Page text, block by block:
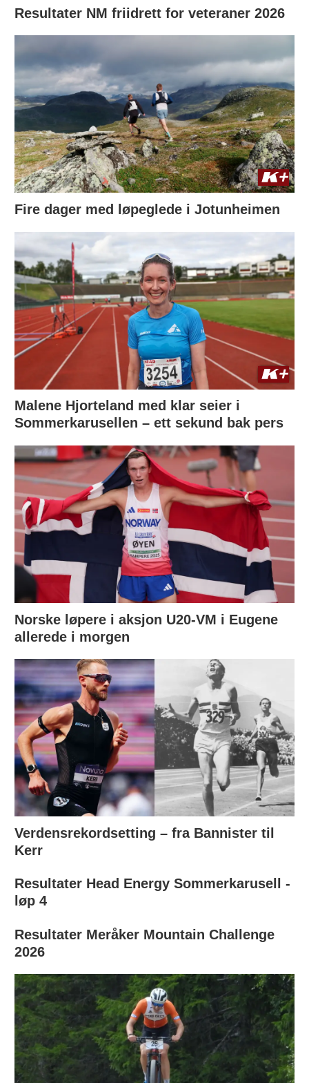
Resultater NM friidrett for veteraner 2026
Fire dager med løpeglede i Jotunheimen
Malene Hjorteland med klar seier i
Sommerkarusellen – ett sekund bak pers
Norske løpere i aksjon U20-VM i Eugene
allerede i morgen
Verdensrekordsetting – fra Bannister til
Kerr
Resultater Head Energy Sommerkarusell -
løp 4
Resultater Meråker Mountain Challenge
2026